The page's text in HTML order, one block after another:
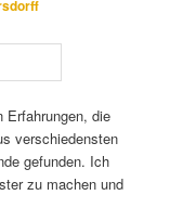
Erfahrungen, die
verschiedensten
gefunden. Ich
zu machen und